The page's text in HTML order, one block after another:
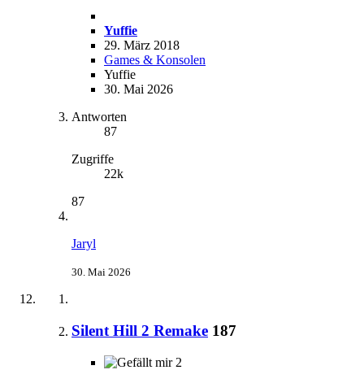
Yuffie
29. März 2018
Games & Konsolen
Yuffie
30. Mai 2026
Antworten
87
Zugriffe
22k
87
Jaryl
30. Mai 2026
Silent Hill 2 Remake 187
2